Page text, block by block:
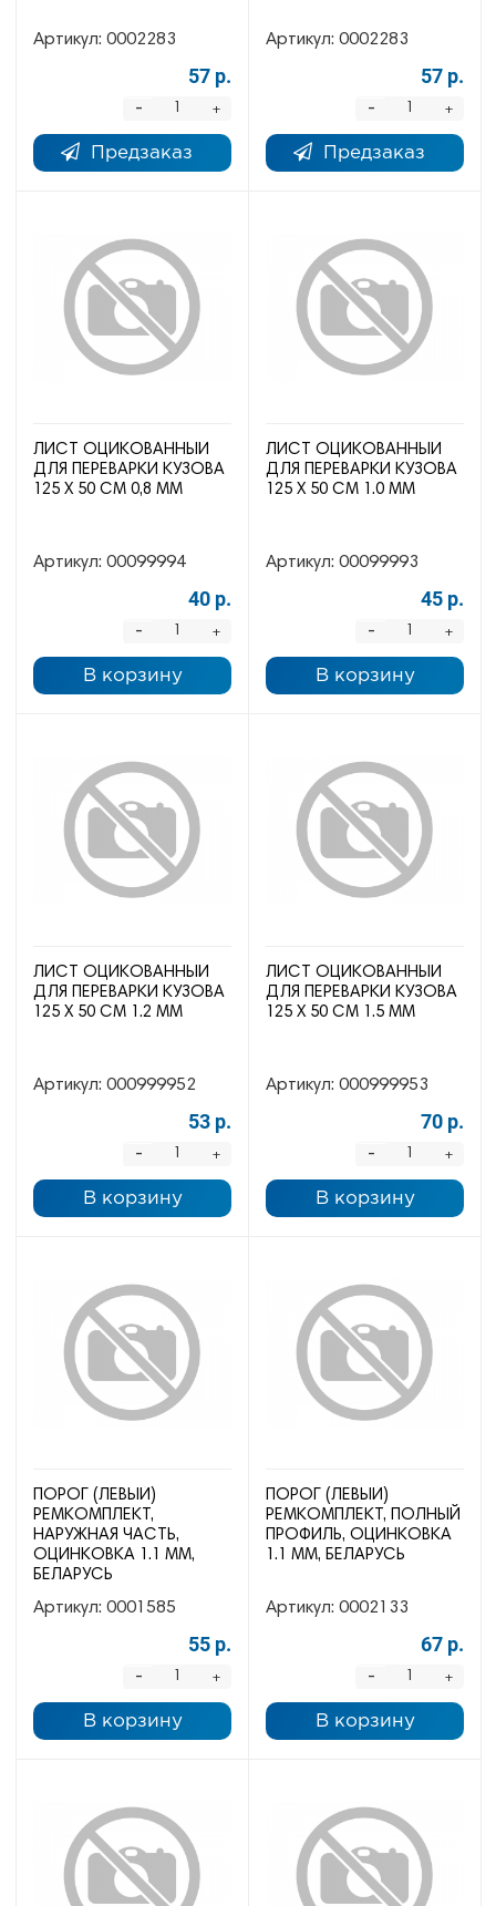
Артикул: 0002283
57 р.
+
-
Предзаказ
Артикул: 0002283
57 р.
+
-
Предзаказ
ЛИСТ ОЦИКОВАННЫЙ
ДЛЯ ПЕРЕВАРКИ КУЗОВА
125 Х 50 СМ 0,8 ММ
Артикул: 00099994
40 р.
+
-
В корзину
ЛИСТ ОЦИКОВАННЫЙ
ДЛЯ ПЕРЕВАРКИ КУЗОВА
125 Х 50 СМ 1.0 ММ
Артикул: 00099993
45 р.
+
-
В корзину
ЛИСТ ОЦИКОВАННЫЙ
ДЛЯ ПЕРЕВАРКИ КУЗОВА
125 Х 50 СМ 1.2 ММ
Артикул: 000999952
53 р.
+
-
В корзину
ЛИСТ ОЦИКОВАННЫЙ
ДЛЯ ПЕРЕВАРКИ КУЗОВА
125 Х 50 СМ 1.5 ММ
Артикул: 000999953
70 р.
+
-
В корзину
ПОРОГ (ЛЕВЫЙ)
РЕМКОМПЛЕКТ,
НАРУЖНАЯ ЧАСТЬ,
ОЦИНКОВКА 1.1 ММ,
БЕЛАРУСЬ
Артикул: 0001585
55 р.
+
-
В корзину
ПОРОГ (ЛЕВЫЙ)
РЕМКОМПЛЕКТ, ПОЛНЫЙ
ПРОФИЛЬ, ОЦИНКОВКА
1.1 ММ, БЕЛАРУСЬ
Артикул: 0002133
67 р.
+
-
В корзину